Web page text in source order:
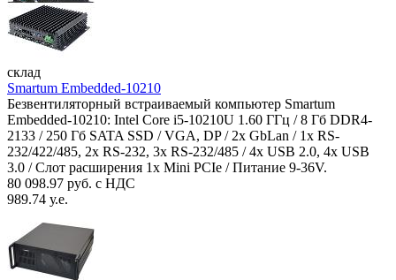
склад
Smartum Embedded-10210
Безвентиляторный встраиваемый компьютер Smartum
Embedded-10210: Intel Core i5-10210U 1.60 ГГц / 8 Гб DDR4-
2133 / 250 Гб SATA SSD / VGA, DP / 2х GbLan / 1х RS-
232/422/485, 2x RS-232, 3x RS-232/485 / 4x USB 2.0, 4х USB
3.0 / Слот расширения 1x Mini PCIe / Питание 9-36V.
80 098.97 руб. с НДС
989.74 у.е.